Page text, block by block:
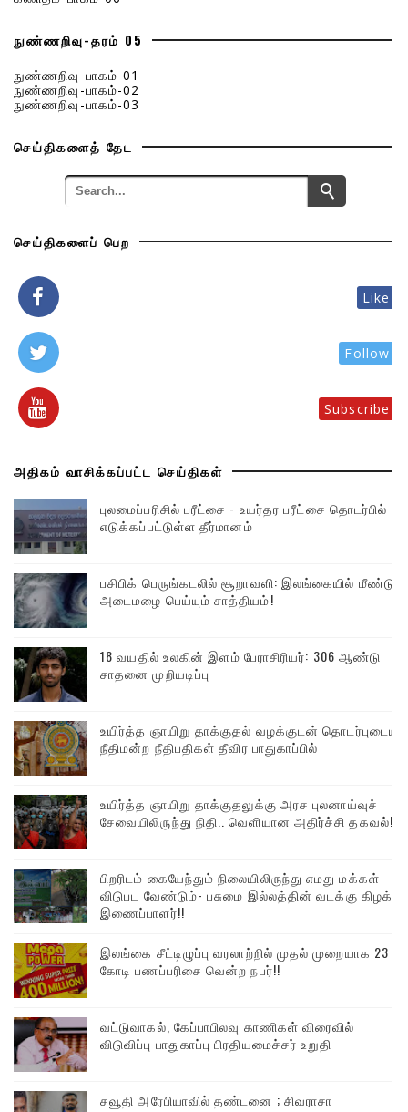
நுண்ணறிவு-தரம் 05
நுண்ணறிவு-பாகம்-01
நுண்ணறிவு-பாகம்-02
நுண்ணறிவு-பாகம்-03
செய்திகளைத் தேட
செய்திகளைப் பெற
Like
Follow
Subscribe
அதிகம் வாசிக்கப்பட்ட செய்திகள்
புலமைப்பரிசில் பரீட்சை - உயர்தர பரீட்சை தொடர்பில்
எடுக்கப்பட்டுள்ள தீர்மானம்
பசிபிக் பெருங்கடலில் சூறாவளி: இலங்கையில் மீண்டும்
அடைமழை பெய்யும் சாத்தியம்!
18 வயதில் உலகின் இளம் பேராசிரியர்: 306 ஆண்டு
சாதனை முறியடிப்பு
உயிர்த்த ஞாயிறு தாக்குதல் வழக்குடன் தொடர்புடைய
நீதிமன்ற நீதிபதிகள் தீவிர பாதுகாப்பில்
உயிர்த்த ஞாயிறு தாக்குதலுக்கு அரச புலனாய்வுச்
சேவையிலிருந்து நிதி.. வெளியான அதிர்ச்சி தகவல்!
பிறரிடம் கையேந்தும் நிலையிலிருந்து எமது மக்கள்
விடுபட வேண்டும்- பசுமை இல்லத்தின் வடக்கு கிழக்கு
இணைப்பாளர்!!
இலங்கை சீட்டிழுப்பு வரலாற்றில் முதல் முறையாக 23
கோடி பணப்பரிசை வென்ற நபர்!!
வட்டுவாகல், கேப்பாபிலவு காணிகள் விரைவில்
விடுவிப்பு பாதுகாப்பு பிரதியமைச்சர் உறுதி
சவூதி அரேபியாவில் தண்டனை ; சிவராசா